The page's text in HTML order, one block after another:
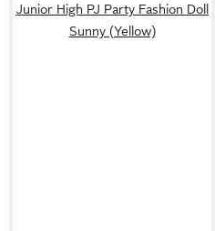
Junior High PJ Party Fashion Doll
Sunny (Yellow)